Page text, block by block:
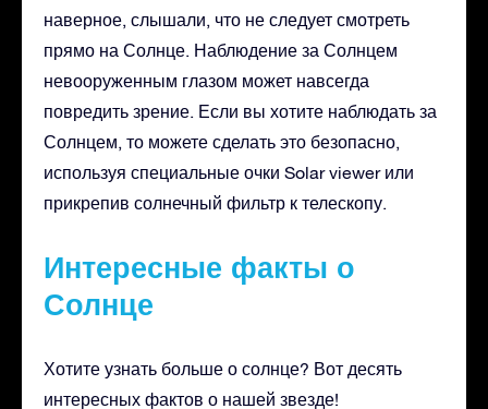
наверное, слышали, что не следует смотреть
прямо на Солнце. Наблюдение за Солнцем
невооруженным глазом может навсегда
повредить зрение. Если вы хотите наблюдать за
Солнцем, то можете сделать это безопасно,
используя специальные очки Solar viewer или
прикрепив солнечный фильтр к телескопу.
Интересные факты о
Солнце
Хотите узнать больше о солнце? Вот десять
интересных фактов о нашей звезде!